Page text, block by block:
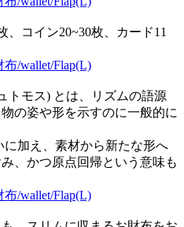
、コイン20~30枚、カード11
トモス) とは、リズムの語源
の姿や形を示すのに一般的に
加え、素材から新たな形へ
、かつ原点回帰という意味も